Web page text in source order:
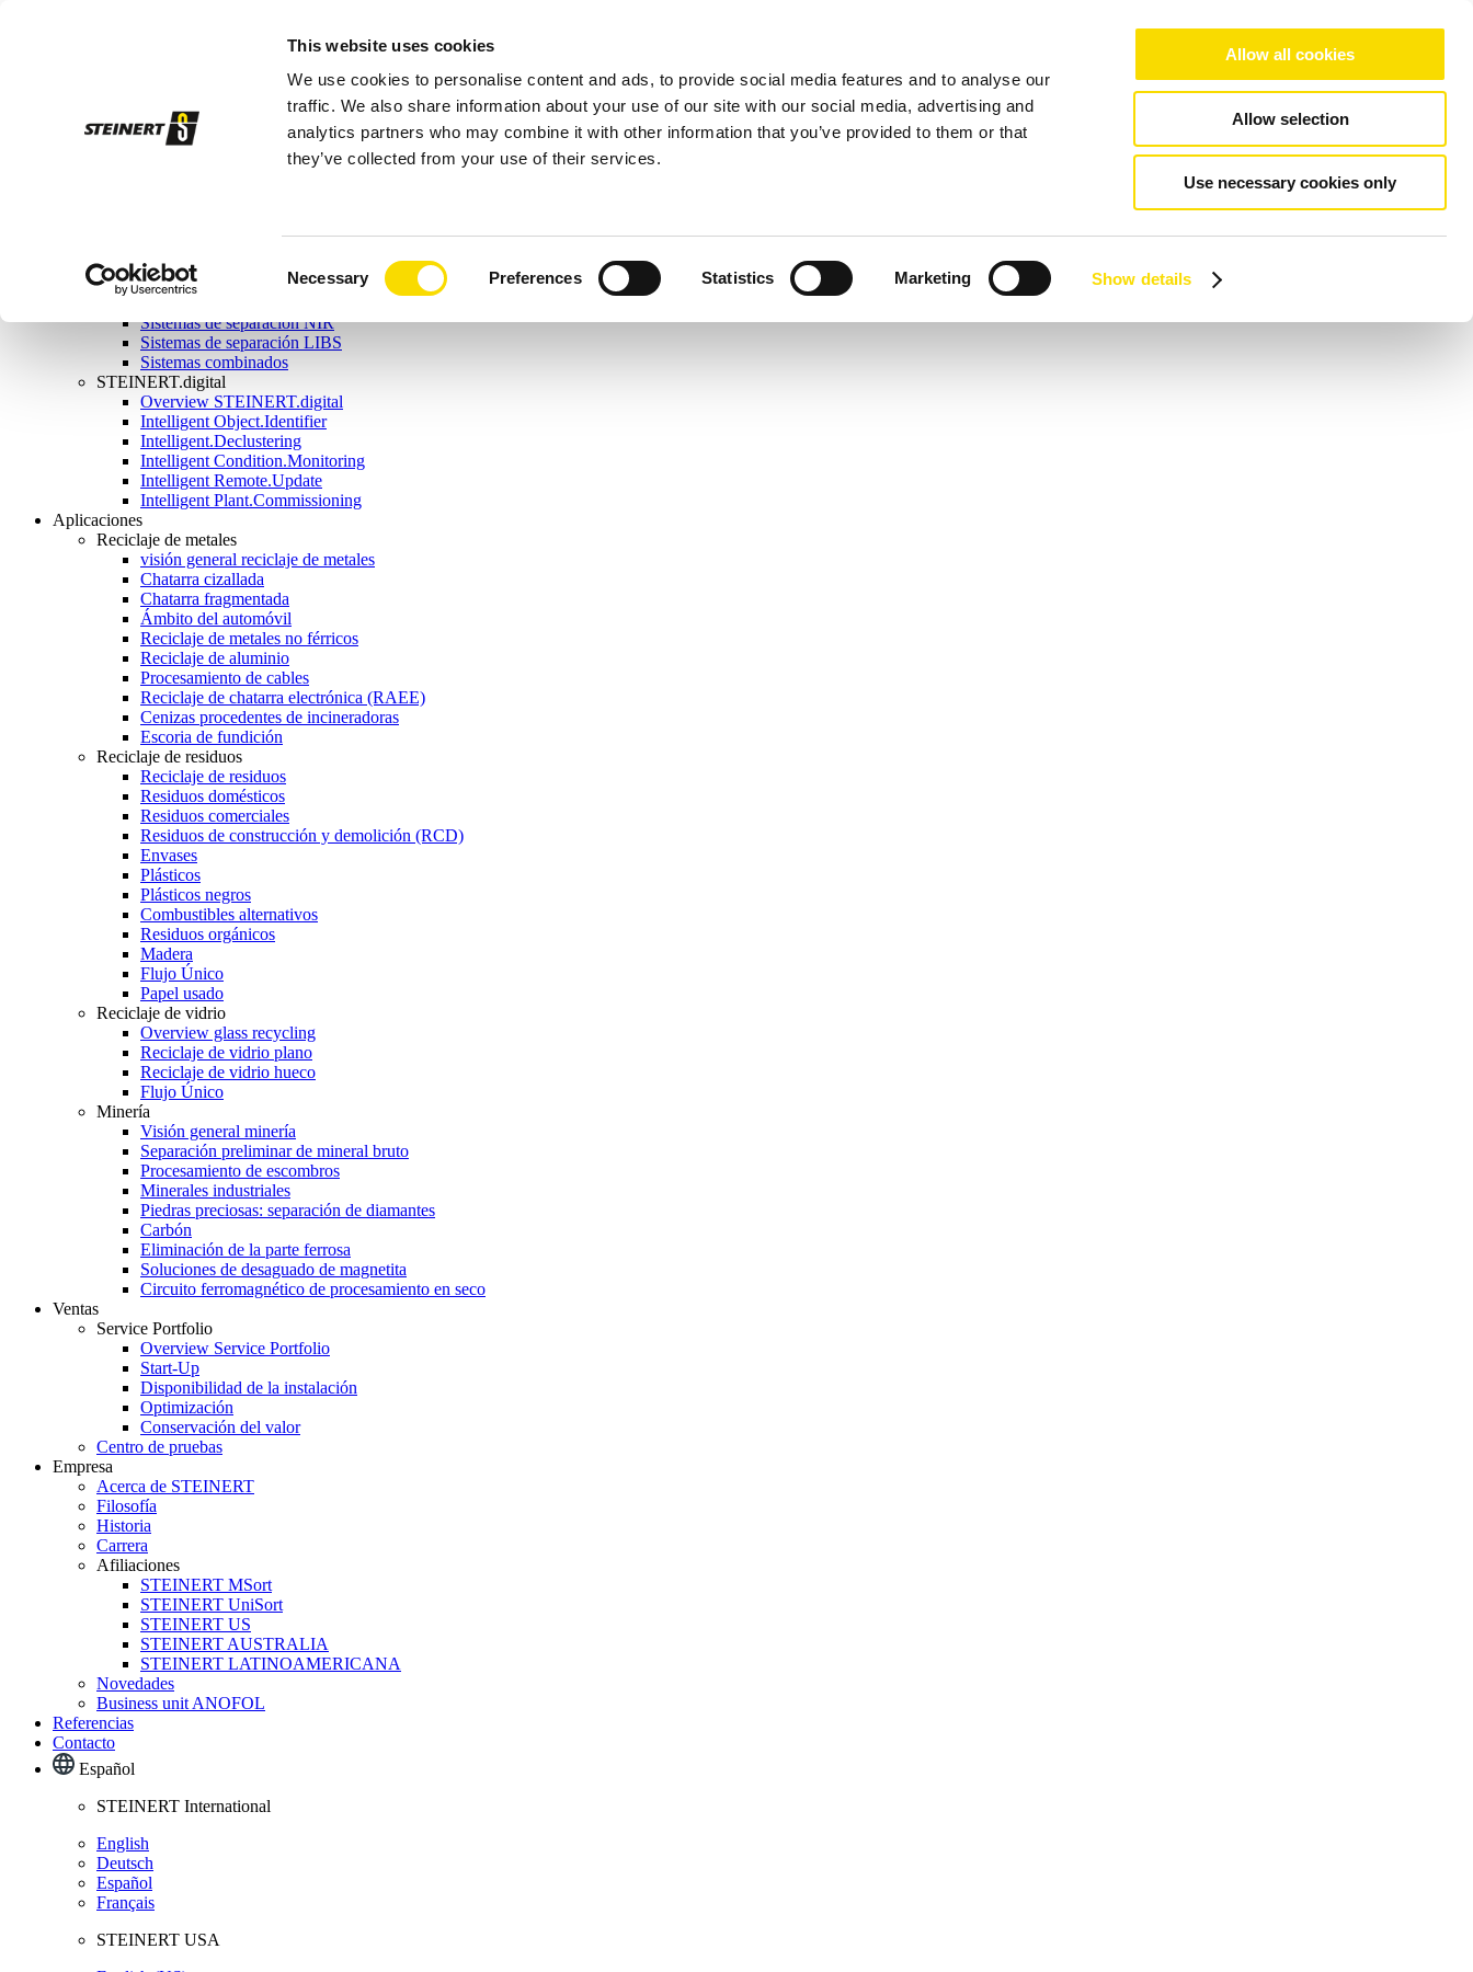
This website uses cookies
We use cookies to personalise content and ads, to provide social media features and to analyse our
traffic. We also share information about your use of our site with our social media, advertising and
analytics partners who may combine it with other information that you’ve provided to them or that
they’ve collected from your use of their services.
Necessary Preferences Statistics Marketing Show details
Allow all cookies
Allow selection
Use necessary cookies only
Tambores magnéticos
Imanes tipo overband
Imanes de vaciado
Separadores por c. de Foucault
Sistemas de separación por rayos X
Equipo de separación por inducción
Sistemas de separación NIR
Sistemas de separación LIBS
Sistemas combinados
STEINERT.digital
Overview STEINERT.digital
Intelligent Object.Identifier
Intelligent.Declustering
Intelligent Condition.Monitoring
Intelligent Remote.Update
Intelligent Plant.Commissioning
Aplicaciones
Reciclaje de metales
visión general reciclaje de metales
Chatarra cizallada
Chatarra fragmentada
Ámbito del automóvil
Reciclaje de metales no férricos
Reciclaje de aluminio
Procesamiento de cables
Reciclaje de chatarra electrónica (RAEE)
Cenizas procedentes de incineradoras
Escoria de fundición
Reciclaje de residuos
Reciclaje de residuos
Residuos domésticos
Residuos comerciales
Residuos de construcción y demolición (RCD)
Envases
Plásticos
Plásticos negros
Combustibles alternativos
Residuos orgánicos
Madera
Flujo Único
Papel usado
Reciclaje de vidrio
Overview glass recycling
Reciclaje de vidrio plano
Reciclaje de vidrio hueco
Flujo Único
Minería
Visión general minería
Separación preliminar de mineral bruto
Procesamiento de escombros
Minerales industriales
Piedras preciosas: separación de diamantes
Carbón
Eliminación de la parte ferrosa
Soluciones de desaguado de magnetita
Circuito ferromagnético de procesamiento en seco
Ventas
Service Portfolio
Overview Service Portfolio
Start-Up
Disponibilidad de la instalación
Optimización
Conservación del valor
Centro de pruebas
Empresa
Acerca de STEINERT
Filosofía
Historia
Carrera
Afiliaciones
STEINERT MSort
STEINERT UniSort
STEINERT US
STEINERT AUSTRALIA
STEINERT LATINOAMERICANA
Novedades
Business unit ANOFOL
Referencias
Contacto
Español
STEINERT International
English
Deutsch
Español
Français
STEINERT USA